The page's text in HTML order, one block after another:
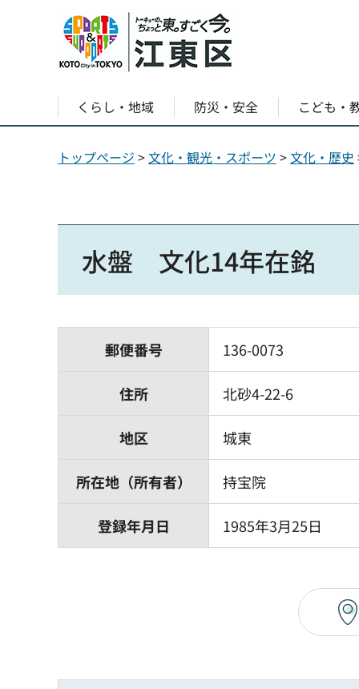
くらし・地域 防災・安全 こども・
トップページ >文化・観光・スポーツ >文化・歴史
水盤 文化14年在銘
郵便番号 136-0073
住所 北砂4-22-6
地区 城東
所在地（所有者） 持宝院
登録年月日 1985年3月25日